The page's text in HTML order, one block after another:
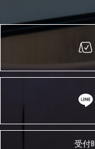
受付